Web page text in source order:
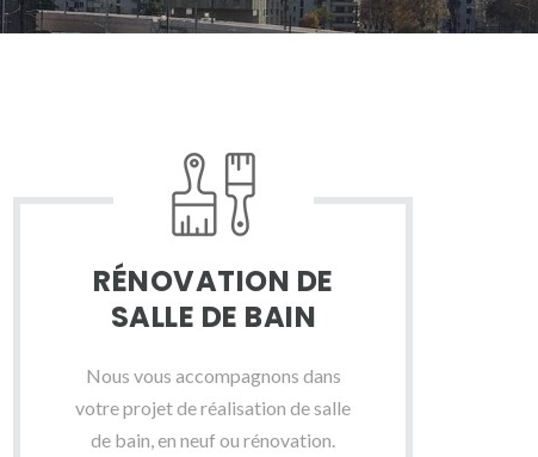
RÉNOVATION DE
SALLE DE BAIN
Nous vous accompagnons dans
votre projet de réalisation de salle
de bain, en neuf ou rénovation.